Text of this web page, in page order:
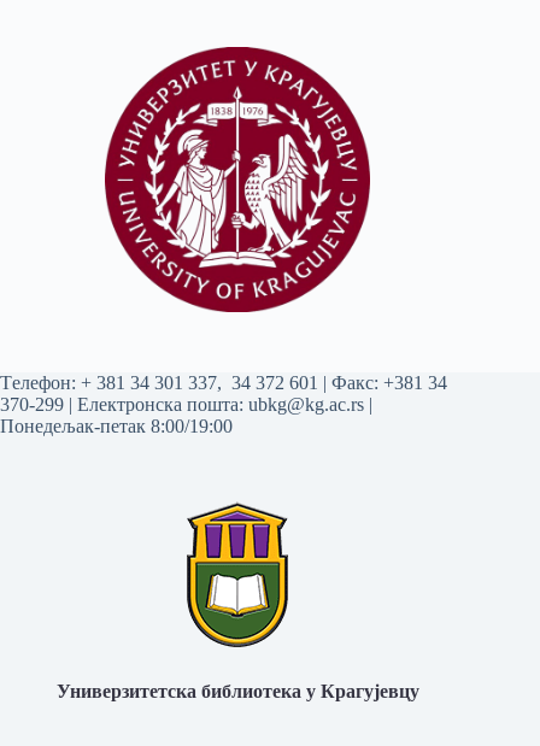
Tелефон: + 381 34 301 337, 34 372 601 | Факс: +381 34
370-299 | Електронска пошта: ubkg@kg.ac.rs |
Понедељак-петак 8:00/19:00
Универзитетска библиотека у Крагујевцу